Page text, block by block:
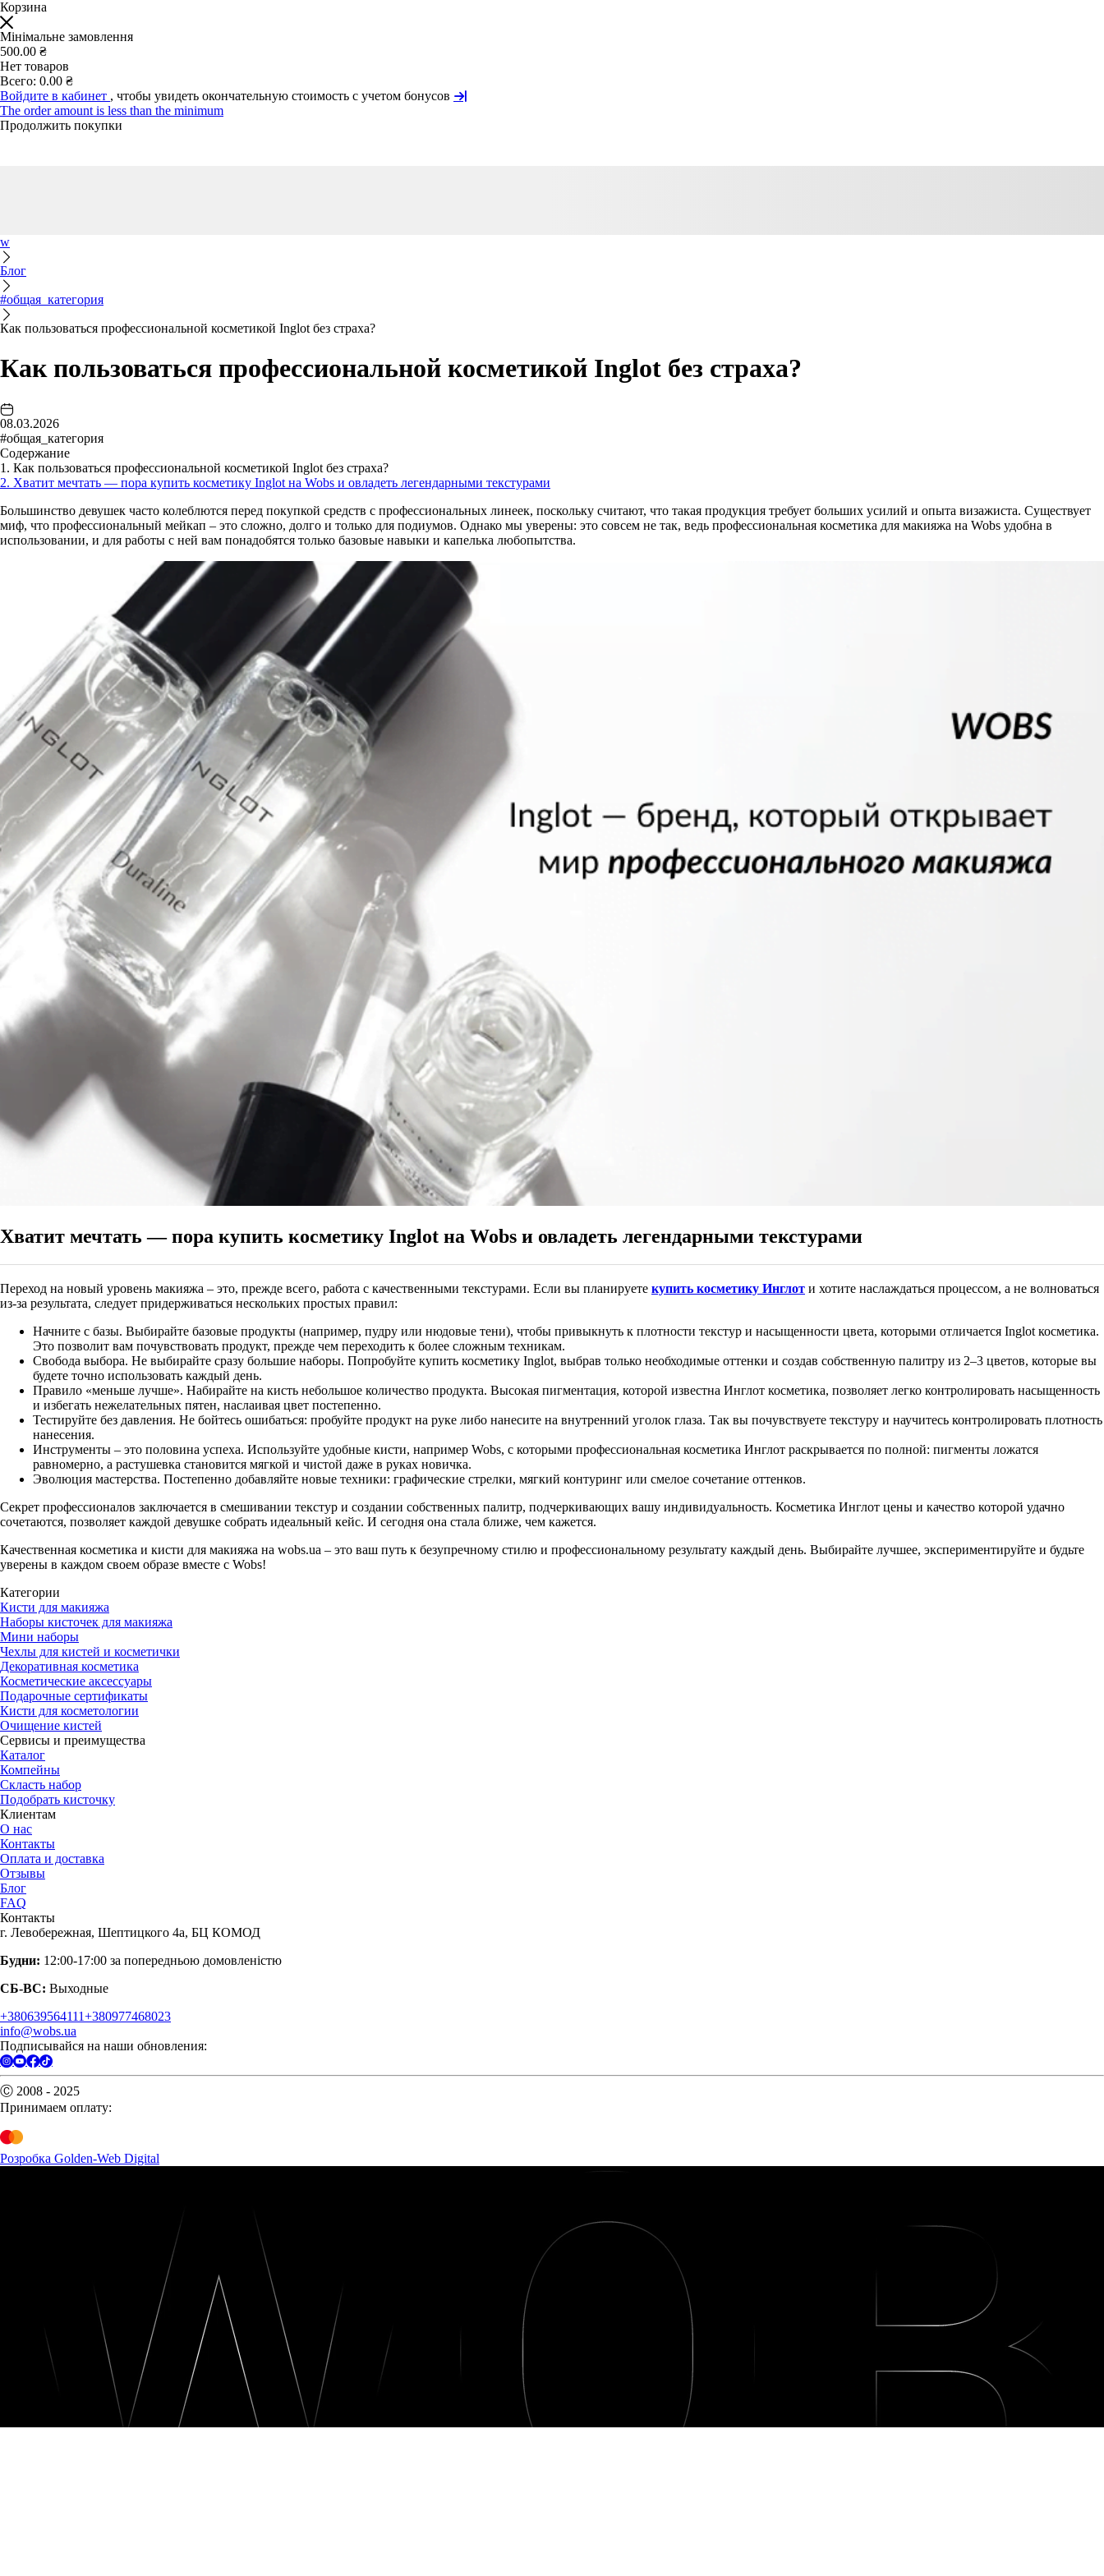
Корзина
Мінімальне замовлення
500.00 ₴
Нет товаров
Всего: 0.00 ₴
Войдите в кабинет , чтобы увидеть окончательную стоимость с учетом бонусов
The order amount is less than the minimum
Продолжить покупки
w
Блог
#общая_категория
Как пользоваться профессиональной косметикой Inglot без страха?
Как пользоваться профессиональной косметикой Inglot без страха?
08.03.2026
#общая_категория
Содержание
1. Как пользоваться профессиональной косметикой Inglot без страха?
2. Хватит мечтать — пора купить косметику Inglot на Wobs и овладеть легендарными текстурами
Большинство девушек часто колеблются перед покупкой средств с профессиональных линеек, поскольку считают, что такая продукция требует больших усилий и опыта визажиста. Существует
миф, что профессиональный мейкап – это сложно, долго и только для подиумов. Однако мы уверены: это совсем не так, ведь профессиональная косметика для макияжа на Wobs удобна в
использовании, и для работы с ней вам понадобятся только базовые навыки и капелька любопытства.
Хватит мечтать — пора купить косметику Inglot на Wobs и овладеть легендарными текстурами
Переход на новый уровень макияжа – это, прежде всего, работа с качественными текстурами. Если вы планируете купить косметику Инглот и хотите наслаждаться процессом, а не волноваться
из-за результата, следует придерживаться нескольких простых правил:
Начните с базы. Выбирайте базовые продукты (например, пудру или нюдовые тени), чтобы привыкнуть к плотности текстур и насыщенности цвета, которыми отличается Inglot косметика.
Это позволит вам почувствовать продукт, прежде чем переходить к более сложным техникам.
Свобода выбора. Не выбирайте сразу большие наборы. Попробуйте купить косметику Inglot, выбрав только необходимые оттенки и создав собственную палитру из 2–3 цветов, которые вы
будете точно использовать каждый день.
Правило «меньше лучше». Набирайте на кисть небольшое количество продукта. Высокая пигментация, которой известна Инглот косметика, позволяет легко контролировать насыщенность
и избегать нежелательных пятен, наслаивая цвет постепенно.
Тестируйте без давления. Не бойтесь ошибаться: пробуйте продукт на руке либо нанесите на внутренний уголок глаза. Так вы почувствуете текстуру и научитесь контролировать плотность
нанесения.
Инструменты – это половина успеха. Используйте удобные кисти, например Wobs, с которыми профессиональная косметика Инглот раскрывается по полной: пигменты ложатся
равномерно, а растушевка становится мягкой и чистой даже в руках новичка.
Эволюция мастерства. Постепенно добавляйте новые техники: графические стрелки, мягкий контуринг или смелое сочетание оттенков.
Секрет профессионалов заключается в смешивании текстур и создании собственных палитр, подчеркивающих вашу индивидуальность. Косметика Инглот цены и качество которой удачно
сочетаются, позволяет каждой девушке собрать идеальный кейс. И сегодня она стала ближе, чем кажется.
Качественная косметика и кисти для макияжа на wobs.ua – это ваш путь к безупречному стилю и профессиональному результату каждый день. Выбирайте лучшее, экспериментируйте и будьте
уверены в каждом своем образе вместе с Wobs!
Категории
Кисти для макияжа
Наборы кисточек для макияжа
Мини наборы
Чехлы для кистей и косметички
Декоративная косметика
Косметические аксессуары
Подарочные сертификаты
Кисти для косметологии
Очищение кистей
Сервисы и преимущества
Каталог
Компейны
Скласть набор
Подобрать кисточку
Клиентам
О нас
Контакты
Оплата и доставка
Отзывы
Блог
FAQ
Контакты
г. Левобережная, Шептицкого 4а, БЦ КОМОД
Будни: 12:00-17:00 за попередньою домовленістю
СБ-ВС: Выходные
+380639564111+380977468023
info@wobs.ua
Подписывайся на наши обновления:
Ⓒ 2008 - 2025
Принимаем оплату:
Розробка Golden-Web Digital